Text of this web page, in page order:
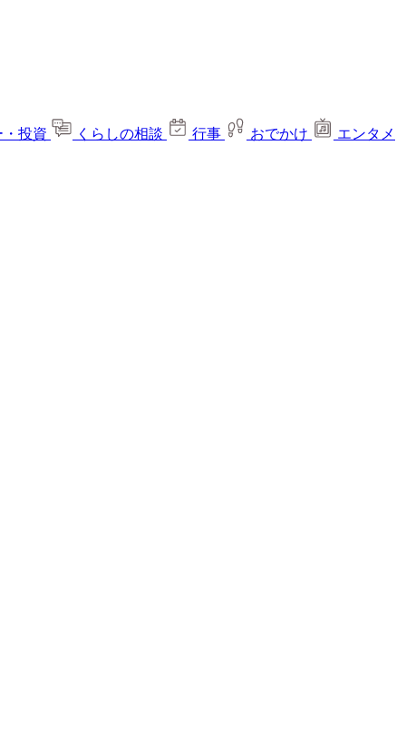
・投資 くらしの相談 行事 おでかけ
エンタメ